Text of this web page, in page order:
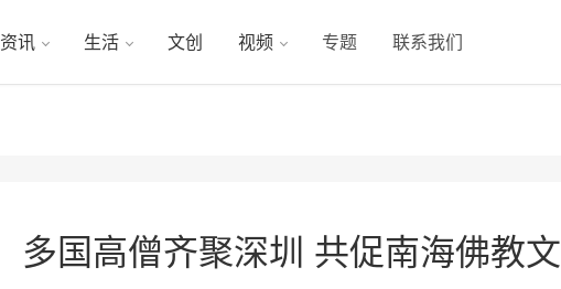
资讯 生活 文创 视频 专题 联系我们
多国高僧齐聚深圳 共促南海佛教文